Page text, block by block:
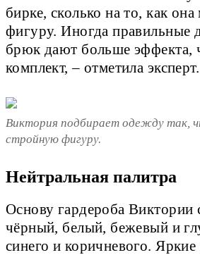
бирке, сколько на то, как
фигуру. Иногда правильные
брюк дают больше эффекта,
комплект, – отметила эксперт.
Виктория подбирает одежду так,
стройную фигуру.
Нейтральная палитра
Основу гардероба Виктории
чёрный, белый, бежевый и
синего и коричневого. Яркие